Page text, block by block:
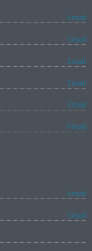
Email
Email
Email
Email
Email
Email
Email
Email